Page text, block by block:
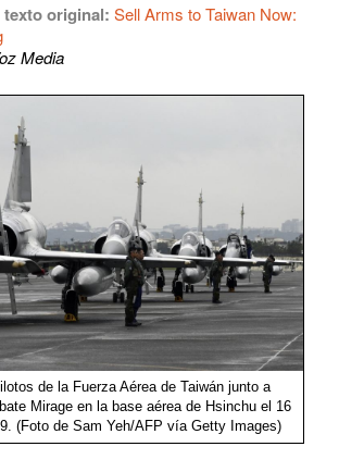
original: Sell Arms to Taiwan Now:
Media
de la Fuerza Aérea de Taiwán junto a
Mirage en la base aérea de Hsinchu el 16
(Foto de Sam Yeh/AFP vía Getty Images)